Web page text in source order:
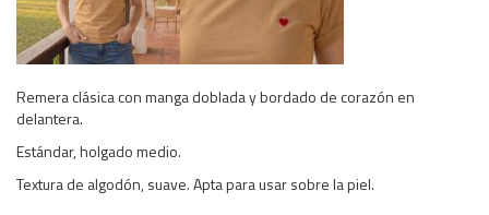
Remera clásica con manga doblada y bordado de corazón en
delantera.
Estándar, holgado medio.
Textura de algodón, suave. Apta para usar sobre la piel.